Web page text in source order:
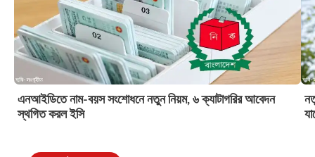
এনআইডিতে নাম-বয়স সংশোধনে নতুন নিয়ম, ৬ ক্যাটাগরির আবেদন
স্থগিত করল ইসি